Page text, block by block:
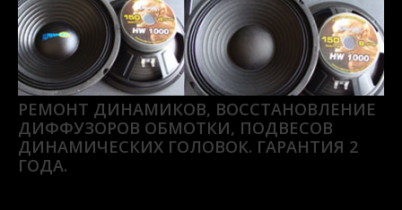
РЕМОНТ ДИНАМИКОВ, ВОССТАНОВЛЕНИЕ
ДИФФУЗОРОВ ОБМОТКИ, ПОДВЕСОВ
ДИНАМИЧЕСКИХ ГОЛОВОК. ГАРАНТИЯ 2
ГОДА.